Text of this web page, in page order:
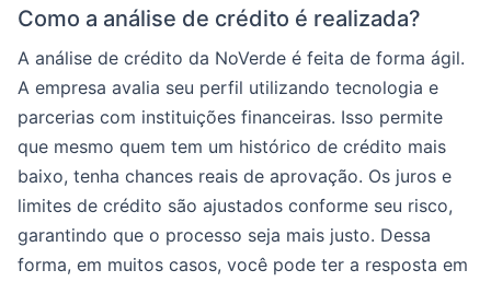
Como a análise de crédito é realizada?
A análise de crédito da NoVerde é feita de forma ágil.
A empresa avalia seu perfil utilizando tecnologia e
parcerias com instituições financeiras. Isso permite
que mesmo quem tem um histórico de crédito mais
baixo, tenha chances reais de aprovação. Os juros e
limites de crédito são ajustados conforme seu risco,
garantindo que o processo seja mais justo. Dessa
forma, em muitos casos, você pode ter a resposta em